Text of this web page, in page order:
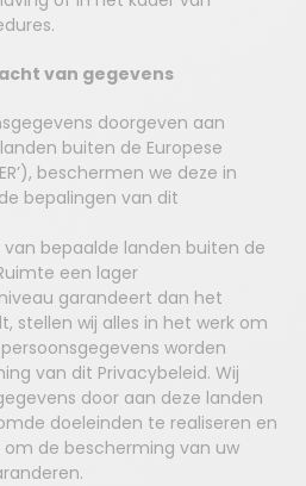
van gegevens
doorgeven aan
buiten de Europese
beschermen we deze in
bepalingen van dit
bepaalde landen buiten de
een lager
garandeert dan het
stellen wij alles in het werk om
worden
van dit Privacybeleid. Wij
door aan deze landen
doeleinden te realiseren en
om de bescherming van uw